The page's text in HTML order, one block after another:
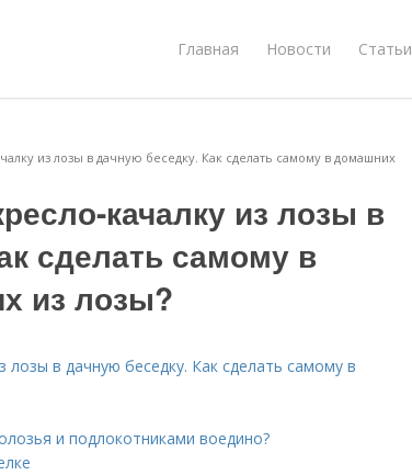
Главная Новости Статьи
из лозы в дачную беседку. Как сделать самому в домашних
качалку из лозы в
сделать самому в
из лозы?
лозы в дачную беседку. Как сделать самому в
и подлокотниками воедино?